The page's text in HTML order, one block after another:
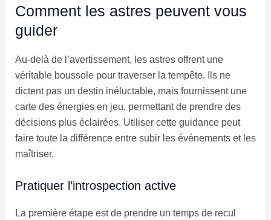
Comment les astres peuvent vous
guider
Au-delà de l’avertissement, les astres offrent une
véritable boussole pour traverser la tempête. Ils ne
dictent pas un destin inéluctable, mais fournissent une
carte des énergies en jeu, permettant de prendre des
décisions plus éclairées. Utiliser cette guidance peut
faire toute la différence entre subir les événements et les
maîtriser.
Pratiquer l’introspection active
La première étape est de prendre un temps de recul